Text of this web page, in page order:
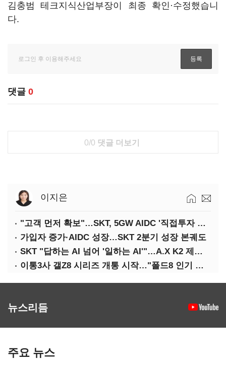
김충범 테크지식산업부장이 최종 확인·수정했습니
다.
댓글 0
0/0 댓글 더보기
이지은
"고객 먼저 확보"…SKT, 5GW AIDC '직접투자 최소화'
가입자 증가·AIDC 성장…SKT 2분기 성장 본궤도
SKT "답하는 AI 넘어 '일하는 AI'"…A.X K2 제조·국방 확산
이통3사 갤Z8 시리즈 개통 시작…"폴드8 인기 가장 높아"
뉴스리듬
주요 뉴스